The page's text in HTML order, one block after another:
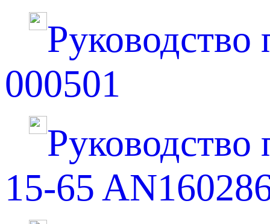
000501
Руководство
15-65